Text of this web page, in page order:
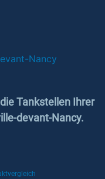
Nancy
Tankstellen Ihrer
devant-Nancy.